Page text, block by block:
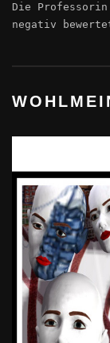
Die
negativ